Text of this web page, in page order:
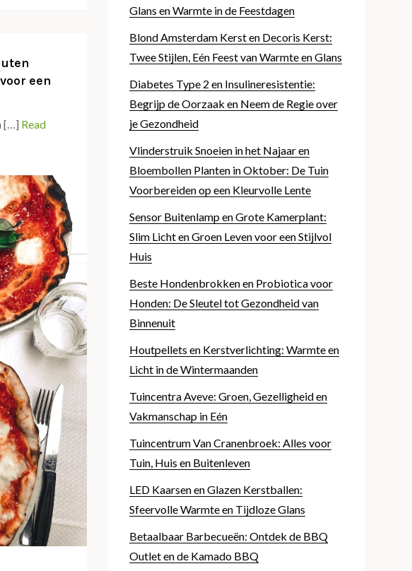
een
[…] Read
Glans en Warmte in de Feestdagen
Blond Amsterdam Kerst en Decoris Kerst:
Twee Stijlen, Eén Feest van Warmte en Glans
Diabetes Type 2 en Insulineresistentie:
Begrijp de Oorzaak en Neem de Regie over
je Gezondheid
Vlinderstruik Snoeien in het Najaar en
Bloembollen Planten in Oktober: De Tuin
Voorbereiden op een Kleurvolle Lente
Sensor Buitenlamp en Grote Kamerplant:
Slim Licht en Groen Leven voor een Stijlvol
Huis
Beste Hondenbrokken en Probiotica voor
Honden: De Sleutel tot Gezondheid van
Binnenuit
Houtpellets en Kerstverlichting: Warmte en
Licht in de Wintermaanden
Tuincentra Aveve: Groen, Gezelligheid en
Vakmanschap in Eén
Tuincentrum Van Cranenbroek: Alles voor
Tuin, Huis en Buitenleven
LED Kaarsen en Glazen Kerstballen:
Sfeervolle Warmte en Tijdloze Glans
Betaalbaar Barbecueën: Ontdek de BBQ
Outlet en de Kamado BBQ